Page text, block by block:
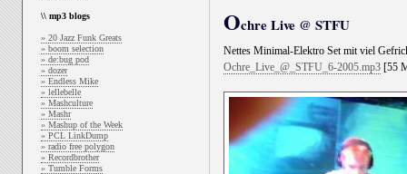
\\ mp3 blogs
» 20 Jazz Funk Greats
» boom selection
» de:bug pod
» dozer
» Endless Mike
» lellebelle
» Mashculture
» Mashr
» Mashup of the Week
» PCL LinkDump
» radio free polygon
» Recordbrother
» Tumble Forms
Ochre Live @ STFU
Nettes Minimal-Elektro Set mit viel
Ochre_Live_@_STFU_6-2005.mp3 [55